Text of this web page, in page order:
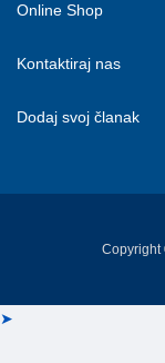
Online Shop
Kontaktiraj nas
Dodaj svoj članak
Copyright
➤